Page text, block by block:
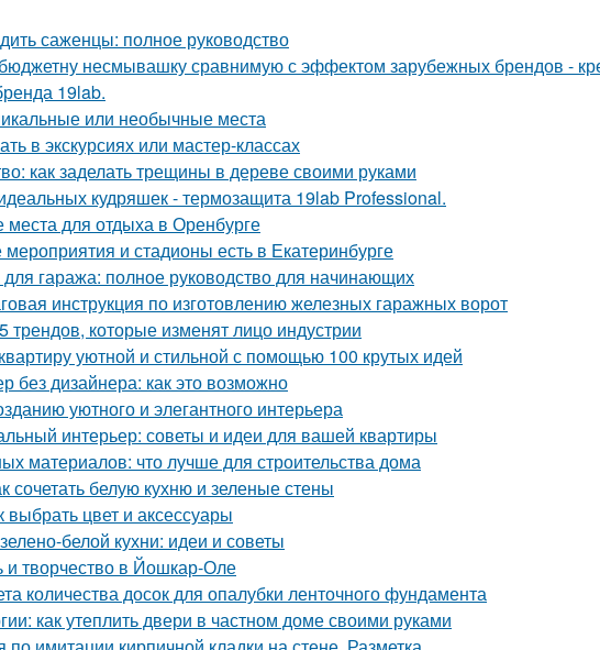
саженцы: полное руководство
несмывашку сравнимую с эффектом зарубежных брендов -
19lab.
или необычные места
в экскурсиях или мастер-классах
как заделать трещины в дереве своими руками
кудряшек - термозащита 19lab Professional.
места для отдыха в Оренбурге
и стадионы есть в Екатеринбурге
гаража: полное руководство для начинающих
инструкция по изготовлению железных гаражных ворот
трендов, которые изменят лицо индустрии
уютной и стильной с помощью 100 крутых идей
без дизайнера: как это возможно
уютного и элегантного интерьера
интерьер: советы и идеи для вашей квартиры
материалов: что лучше для строительства дома
сочетать белую кухню и зеленые стены
выбрать цвет и аксессуары
белой кухни: идеи и советы
и творчество в Йошкар-Оле
количества досок для опалубки ленточного фундамента
как утеплить двери в частном доме своими руками